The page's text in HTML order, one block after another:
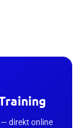
— direkt online